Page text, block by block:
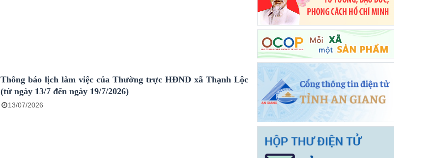
Thông báo lịch làm việc của Thường trực HĐND xã Thạnh Lộc
(từ ngày 13/7 đến ngày 19/7/2026)
13/07/2026